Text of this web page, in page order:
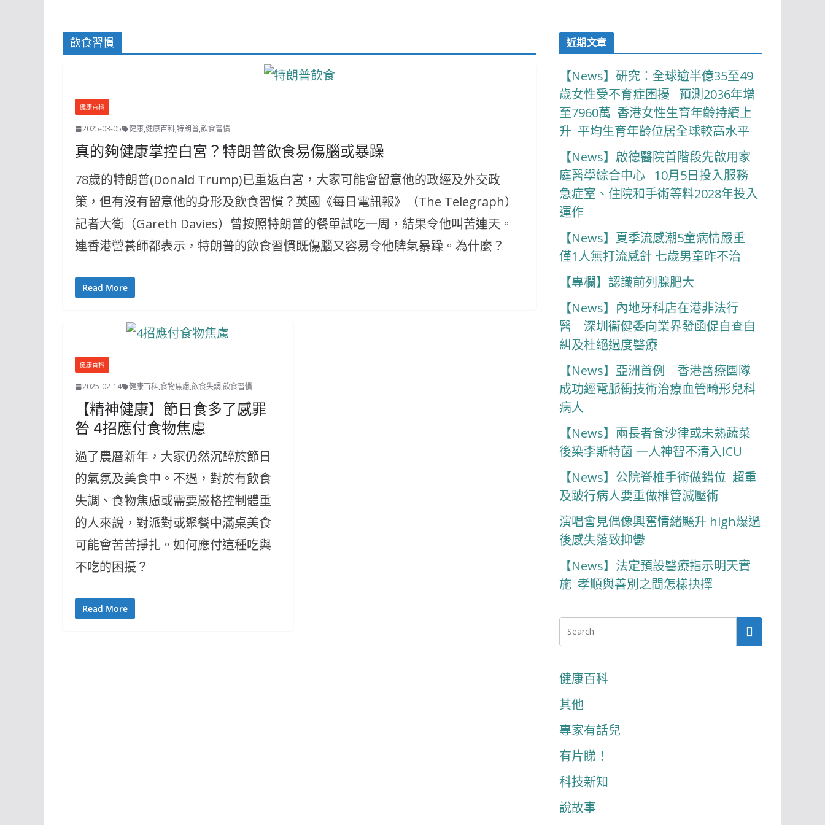
飲食習慣
健康百科
2025-03-05 健康,健康百科,特朗普,飲食習慣
真的夠健康掌控白宮？特朗普飲食易傷腦或暴躁
78歲的特朗普(Donald Trump)已重返白宮，大家可能會留意他的政經及外交政
策，但有沒有留意他的身形及飲食習慣？英國《每日電訊報》（The Telegraph）
記者大衛（Gareth Davies）曾按照特朗普的餐單試吃一周，結果令他叫苦連天。
連香港營養師都表示，特朗普的飲食習慣既傷腦又容易令他脾氣暴躁。為什麼？
Read More
健康百科
2025-02-14 健康百科,食物焦慮,飲食失調,飲食習慣
【精神健康】節日食多了感罪
咎 4招應付食物焦慮
過了農曆新年，大家仍然沉醉於節日
的氣氛及美食中。不過，對於有飲食
失調、食物焦慮或需要嚴格控制體重
的人來說，對派對或聚餐中滿桌美食
可能會苦苦掙扎。如何應付這種吃與
不吃的困擾？
Read More
近期文章
【News】研究：全球逾半億35至49
歲女性受不育症困擾 預測2036年增
至7960萬 香港女性生育年齡持續上
升 平均生育年齡位居全球較高水平
【News】啟德醫院首階段先啟用家
庭醫學綜合中心 10月5日投入服務
急症室、住院和手術等料2028年投入
運作
【News】夏季流感潮5童病情嚴重
僅1人無打流感針 七歲男童昨不治
【專欄】認識前列腺肥大
【News】內地牙科店在港非法行
醫 深圳衞健委向業界發函促自查自
糾及杜絕過度醫療
【News】亞洲首例 香港醫療團隊
成功經電脈衝技術治療血管畸形兒科
病人
【News】兩長者食沙律或未熟蔬菜
後染李斯特菌 一人神智不清入ICU
【News】公院脊椎手術做錯位 超重
及跛行病人要重做椎管減壓術
演唱會見偶像興奮情緒飇升 high爆過
後感失落致抑鬱
【News】法定預設醫療指示明天實
施 孝順與善別之間怎樣抉擇
健康百科
其他
專家有話兒
有片睇！
科技新知
說故事